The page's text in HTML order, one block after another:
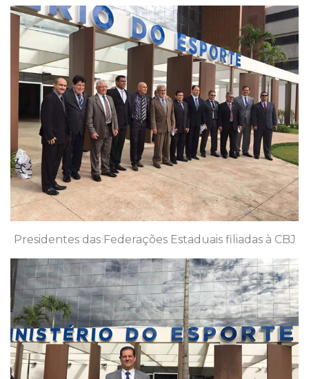
Presidentes das Federações Estaduais filiadas à CBJ